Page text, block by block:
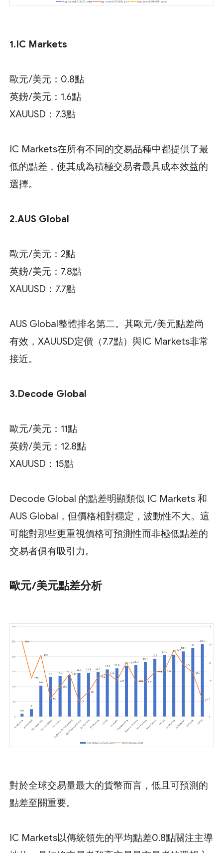
1.IC Markets
歐元/美元：0.8點
英鎊/美元：1.6點
XAUUSD：7.3點
IC Markets在所有不同的交易品種中都提供了最
低的點差，使其成為積極交易者最具成本效益的
選擇。
2.AUS Global
歐元/美元：2點
英鎊/美元：7.8點
XAUUSD：7.7點
AUS Global整體排名第二。其歐元/美元點差尚
有效，XAUUSD定價（7.7點）與IC Markets非常
接近。
3.Decode Global
歐元/美元：11點
英鎊/美元：12.8點
XAUUSD：15點
Decode Global 的點差明顯類似 IC Markets 和
AUS Global，但價格相對穩定，波動性不大。這
可能對那些更重視價格可預測性而非極低點差的
交易者俱有吸引力。
歐元/美元點差分析
對於全球交易量最大的貨幣而言，低且可預測的
點差至關重要。
IC Markets以傳統領先的平均點差0.8點關注主導